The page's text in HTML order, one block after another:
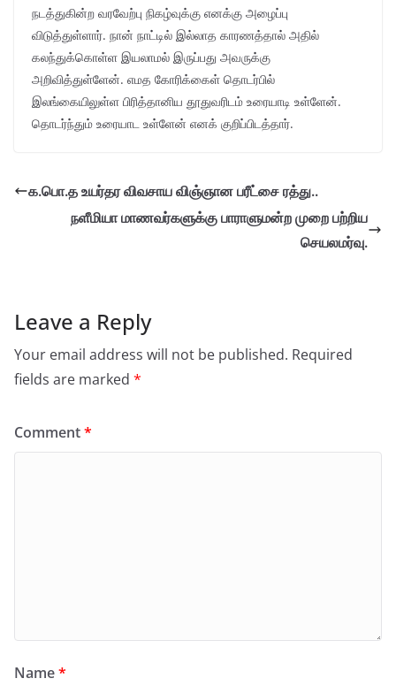
நடத்துகின்ற வரவேற்பு நிகழ்வுக்கு எனக்கு அழைப்பு
விடுத்துள்ளார். நான் நாட்டில் இல்லாத காரணத்தால் அதில்
கலந்துக்கொள்ள இயலாமல் இருப்பது அவருக்கு
அறிவித்துள்ளேன். எமத கோரிக்கைள் தொடர்பில்
இலங்கையிலுள்ள பிரித்தானிய தூதுவரிடம் உரையாடி உள்ளேன்.
தொடர்ந்தும் உரையாட உள்ளேன் எனக் குறிப்பிடத்தார்.
க.பொ.த உயர்தர விவசாய விஞ்ஞான பரீட்சை ரத்து..
நளீமியா மாணவர்களுக்கு பாராளுமன்ற முறை பற்றிய
செயலமர்வு.
Leave a Reply
Your email address will not be published. Required
fields are marked *
Comment*
Name*